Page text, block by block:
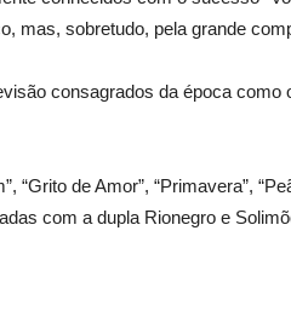
mas, sobretudo, pela grande
consagrados da época como
de Amor”, “Primavera”,
com a dupla Rionegro e